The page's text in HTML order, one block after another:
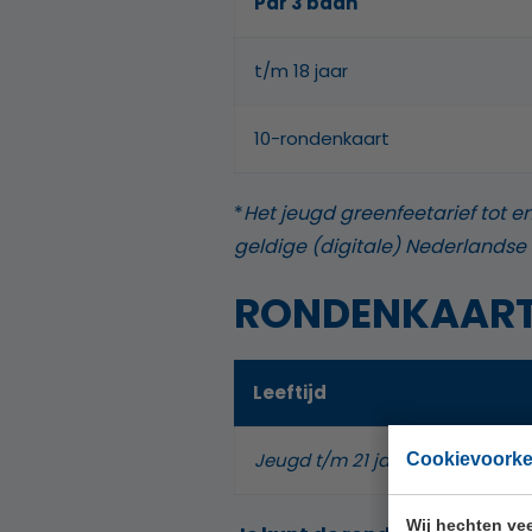
Wij hechten
t/m 18 jaar
10-rondenkaart
*Het jeugd greenfeetarief tot
geldige (digitale)
Leeftijd
Jeugd t/m 21 jaar